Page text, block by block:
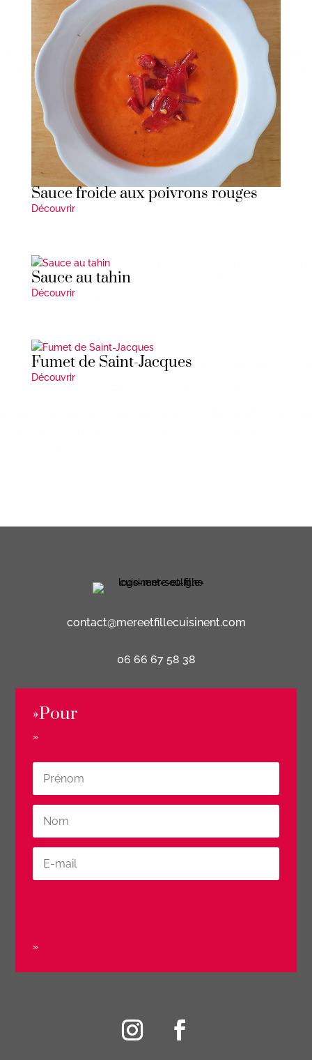
Sauce froide aux poivrons rouges
Découvrir
Sauce au tahin
Découvrir
Fumet de Saint-Jacques
Découvrir
contact@mereetfillecuisinent.com
06 66 67 58 38
»Pour
»
»